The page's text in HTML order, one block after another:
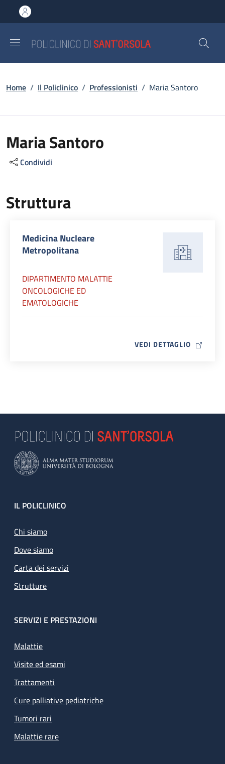
al contenuto principale
to footer content
Briciole di pane
Home / Il Policlinico / Professionisti / Maria Santoro
Maria Santoro
Condividi
Struttura
Medicina Nucleare
Metropolitana
DIPARTIMENTO MALATTIE
ONCOLOGICHE ED
EMATOLOGICHE
VEDI DETTAGLIO MAP ICON
Footer
IL POLICLINICO
Chi siamo
Dove siamo
Carta dei servizi
Strutture
SERVIZI E PRESTAZIONI
Malattie
Visite ed esami
Trattamenti
Cure palliative pediatriche
Tumori rari
Malattie rare